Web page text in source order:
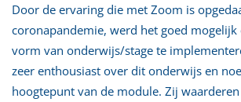
Door de ervaring die met Zoom is
coronapandemie, werd het goed mogelijk
vorm van onderwijs/stage te
zeer enthousiast over dit onderwijs en
hoogtepunt van de module. Zij